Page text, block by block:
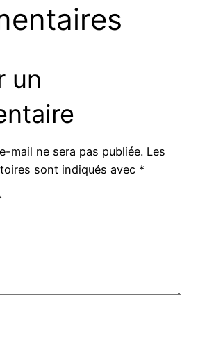
un
mail ne sera pas publiée. Les
sont indiqués avec *